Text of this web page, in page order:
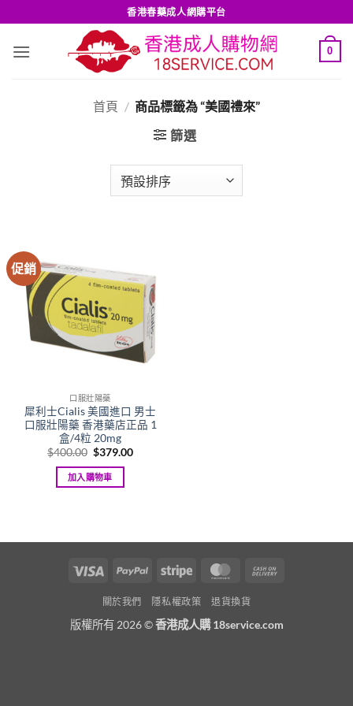
to
content
香港春藥成人網購平台
0
首頁 / 商品標籤為 “美國禮來”
篩選
促銷
口服壯陽藥
犀利士Cialis 美國進口 男士
口服壯陽藥 香港藥店正品 1
盒/4粒 20mg
$400.00 Original
was:
$400.00.
$379.00Current
加入購物車
Visa PayPal Stripe MasterCard
關於我們 隱私權政策 退貨換貨
版權所有 2026 ©香港成人購 18service.com